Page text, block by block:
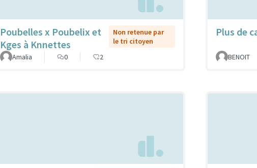
Poubelles x Poubelix et
Kges à Knnettes
Non retenue par
le tri citoyen
Amalia
0 2
Plus de
BENOIT